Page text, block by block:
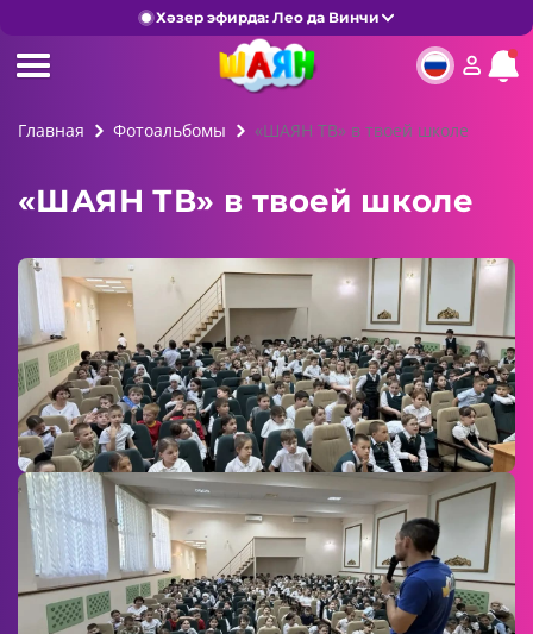
Хәзер эфирда: Лео да Винчи
Главная Фотоальбомы «ШАЯН ТВ» в твоей школе
«ШАЯН ТВ» в твоей школе